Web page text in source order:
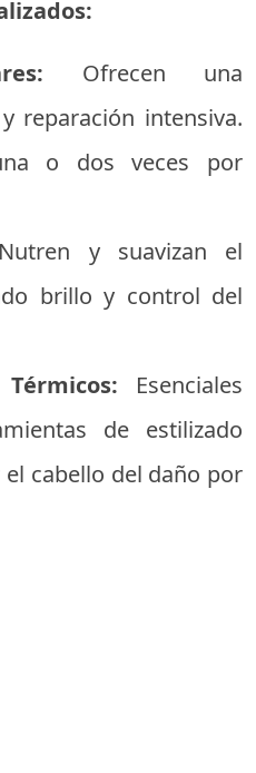
Ofrecen una
reparación intensiva.
o dos veces por
y suavizan el
brillo y control del
Esenciales
de estilizado
cabello del daño por